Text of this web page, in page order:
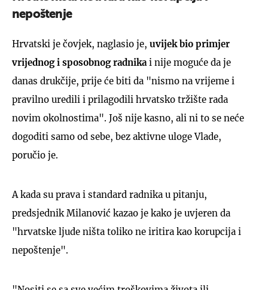
nepoštenje
Hrvatski je čovjek, naglasio je, uvijek bio primjer
vrijednog i sposobnog radnika i nije moguće da je
danas drukčije, prije će biti da "nismo na vrijeme i
pravilno uredili i prilagodili hrvatsko tržište rada
novim okolnostima". Još nije kasno, ali ni to se neće
dogoditi samo od sebe, bez aktivne uloge Vlade,
poručio je.
A kada su prava i standard radnika u pitanju,
predsjednik Milanović kazao je kako je uvjeren da
"hrvatske ljude ništa toliko ne iritira kao korupcija i
nepoštenje".